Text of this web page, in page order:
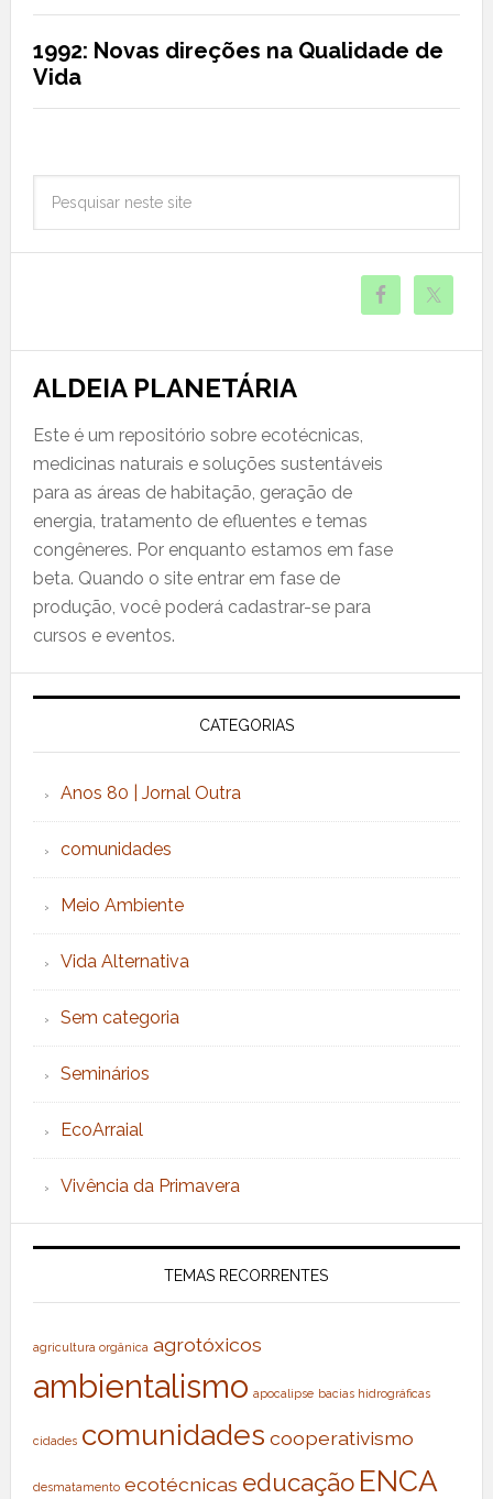
1992: Novas direções na Qualidade de
Vida
ALDEIA PLANETÁRIA
Este é um repositório sobre ecotécnicas,
medicinas naturais e soluções sustentáveis
para as áreas de habitação, geração de
energia, tratamento de efluentes e temas
congêneres. Por enquanto estamos em fase
beta. Quando o site entrar em fase de
produção, você poderá cadastrar-se para
cursos e eventos.
CATEGORIAS
Anos 80 | Jornal Outra
comunidades
Meio Ambiente
Vida Alternativa
Sem categoria
Seminários
EcoArraial
Vivência da Primavera
TEMAS RECORRENTES
agricultura orgânica agrotóxicos
ambientalismo apocalipse bacias hidrográficas
cidades comunidades cooperativismo
desmatamento ecotécnicas educação ENCA